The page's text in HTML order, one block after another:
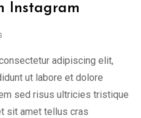
Instagram
adipiscing elit,
ut labore et dolore
sed risus ultricies tristique
sit amet tellus cras